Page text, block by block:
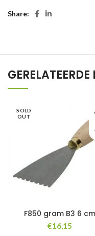
Share
SOLD
OUT
F850 gram B3 6 cm
€16,15